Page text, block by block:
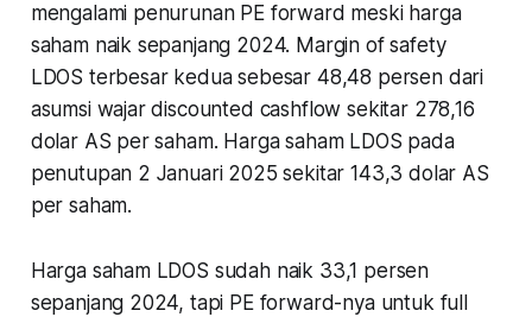
mengalami penurunan PE forward meski harga
saham naik sepanjang 2024. Margin of safety
LDOS terbesar kedua sebesar 48,48 persen dari
asumsi wajar discounted cashflow sekitar 278,16
dolar AS per saham. Harga saham LDOS pada
penutupan 2 Januari 2025 sekitar 143,3 dolar AS
per saham.
Harga saham LDOS sudah naik 33,1 persen
sepanjang 2024, tapi PE forward-nya untuk full